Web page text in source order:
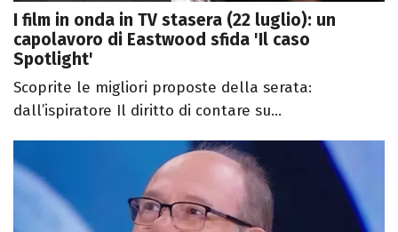
I film in onda in TV stasera (22 luglio): un
capolavoro di Eastwood sfida 'Il caso
Spotlight'
Scoprite le migliori proposte della serata:
dall’ispiratore Il diritto di contare su...